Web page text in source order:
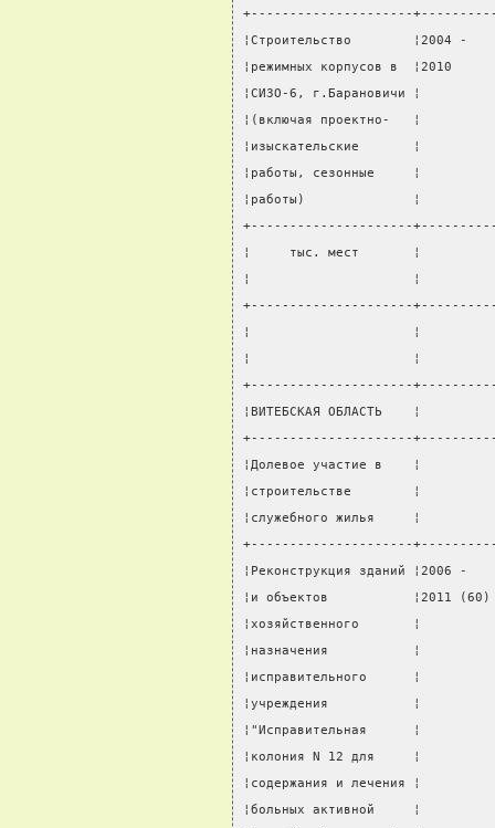
+---------------------
¦Строительство
¦режимных корпусов в
¦СИЗО-6,
¦(включая проектно-
¦изыскательские
¦работы, сезонные
¦работы)              ¦
+---------------------
¦     тыс. мест       ¦
¦                     ¦
+---------------------
¦                     ¦
¦                     ¦
+---------------------
¦ВИТЕБСКАЯ ОБЛАСТЬ    ¦
+---------------------
¦Долевое участие в
¦строительстве
¦служебного жилья
+---------------------
¦Реконструкция
¦и объектов
¦хозяйственного
¦назначения           ¦
¦исправительного
¦учреждения           ¦
¦"Исправительная
¦колония N 12 для
¦содержания и
¦больных активной